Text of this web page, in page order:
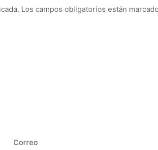
Los campos obligatorios están
Correo